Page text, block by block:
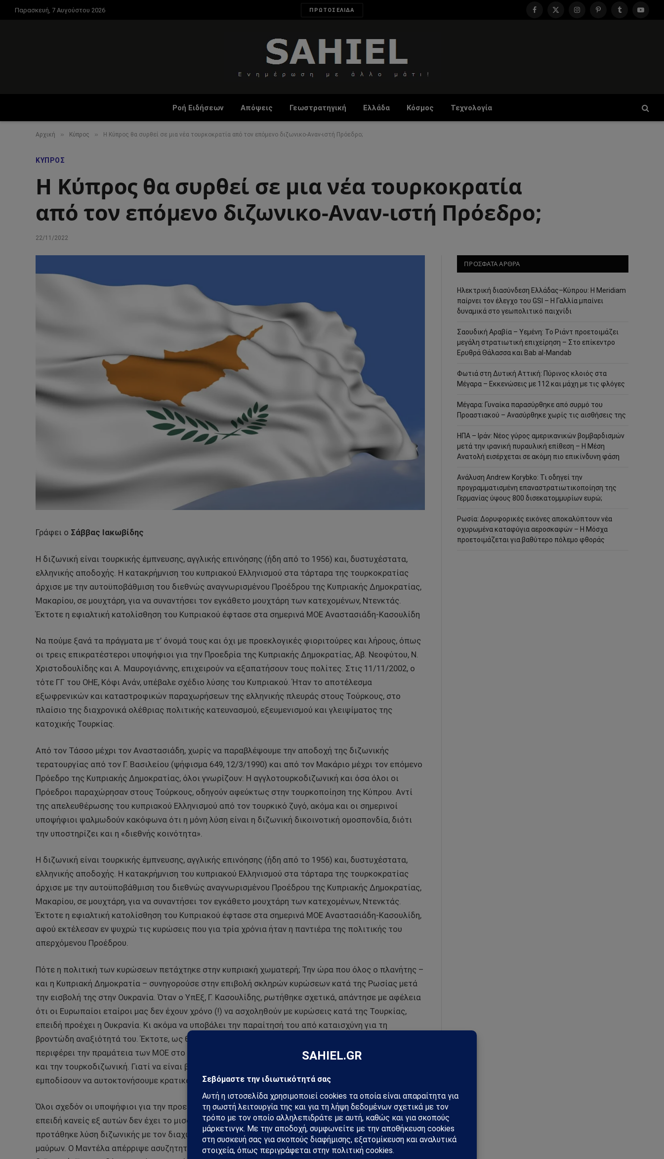
Παρασκευή, 7 Αυγούστου 2026 ΠΡΩΤΟΣΕΛΙΔΑ
Facebook
X
InstagramPinterestTumblr
Ροή Ειδήσεων Απόψεις Γεωστρατηγική Ελλάδα Κόσμος Τεχνολογία
Αρχική » Κύπρος » Η Κύπρος θα συρθεί σε μια νέα τουρκοκρατία από τον επόμενο διζωνικo-Αναν-ιστή Πρόεδρο;
ΚΎΠΡΟΣ
Η Κύπρος θα συρθεί σε μια νέα τουρκοκρατία
από τον επόμενο διζωνικo-Αναν-ιστή Πρόεδρο;
22/11/2022
Γράφει ο Σάββας Ιακωβίδης
Η διζωνική είναι τουρκικής έμπνευσης, αγγλικής επινόησης (ήδη από το 1956) και, δυστυχέστατα,
ελληνικής αποδοχής. Η κατακρήμνιση του κυπριακού Ελληνισμού στα τάρταρα της τουρκοκρατίας
άρχισε με την αυτοϋποβάθμιση του διεθνώς αναγνωρισμένου Προέδρου της Κυπριακής Δημοκρατίας,
Μακαρίου, σε μουχτάρη, για να συναντήσει τον εγκάθετο μουχτάρη των κατεχομένων, Ντενκτάς.
Έκτοτε η εφιαλτική κατολίσθηση του Κυπριακού έφτασε στα σημερινά ΜΟΕ Αναστασιάδη-Κασουλίδη
Να πούμε ξανά τα πράγματα με τ’ όνομά τους και όχι με προεκλογικές φιοριτούρες και λήρους, όπως
οι τρεις επικρατέστεροι υποψήφιοι για την Προεδρία της Κυπριακής Δημοκρατίας, Αβ. Νεοφύτου, Ν.
Χριστοδουλίδης και Α. Μαυρογιάννης, επιχειρούν να εξαπατήσουν τους πολίτες. Στις 11/11/2002, ο
τότε ΓΓ του ΟΗΕ, Κόφι Ανάν, υπέβαλε σχέδιο λύσης του Κυπριακού. Ήταν το αποτέλεσμα
εξωφρενικών και καταστροφικών παραχωρήσεων της ελληνικής πλευράς στους Τούρκους, στο
πλαίσιο της διαχρονικά ολέθριας πολιτικής κατευνασμού, εξευμενισμού και γλειψίματος της
κατοχικής Τουρκίας.
Από τον Τάσσο μέχρι τον Αναστασιάδη, χωρίς να παραβλέψουμε την αποδοχή της διζωνικής
τερατουργίας από τον Γ. Βασιλείου (ψήφισμα 649, 12/3/1990) και από τον Μακάριο μέχρι τον επόμενο
Πρόεδρο της Κυπριακής Δημοκρατίας, όλοι γνωρίζουν: Η αγγλοτουρκοδιζωνική και όσα όλοι οι
Πρόεδροι παραχώρησαν στους Τούρκους, οδηγούν αφεύκτως στην τουρκοποίηση της Κύπρου. Αντί
της απελευθέρωσης του κυπριακού Ελληνισμού από τον τουρκικό ζυγό, ακόμα και οι σημερινοί
υποψήφιοι ψαλμωδούν κακόφωνα ότι η μόνη λύση είναι η διζωνική δικοινοτική ομοσπονδία, διότι
την υποστηρίζει και η «διεθνής κοινότητα».
Η διζωνική είναι τουρκικής έμπνευσης, αγγλικής επινόησης (ήδη από το 1956) και, δυστυχέστατα,
ελληνικής αποδοχής. Η κατακρήμνιση του κυπριακού Ελληνισμού στα τάρταρα της τουρκοκρατίας
άρχισε με την αυτοϋποβάθμιση του διεθνώς αναγνωρισμένου Προέδρου της Κυπριακής Δημοκρατίας,
Μακαρίου, σε μουχτάρη, για να συναντήσει τον εγκάθετο μουχτάρη των κατεχομένων, Ντενκτάς.
Έκτοτε η εφιαλτική κατολίσθηση του Κυπριακού έφτασε στα σημερινά ΜΟΕ Αναστασιάδη-Κασουλίδη,
αφού εκτέλεσαν εν ψυχρώ τις κυρώσεις που για τρία χρόνια ήταν η παντιέρα της πολιτικής του
απερχόμενου Προέδρου.
Πότε η πολιτική των κυρώσεων πετάχτηκε στην κυπριακή χωματερή; Την ώρα που όλος ο πλανήτης –
και η Κυπριακή Δημοκρατία – συνηγορούσε στην επιβολή σκληρών κυρώσεων κατά της Ρωσίας μετά
την εισβολή της στην Ουκρανία. Όταν ο ΥπΕξ, Γ. Κασουλίδης, ρωτήθηκε σχετικά, απάντησε με αφέλεια
ότι οι Ευρωπαίοι εταίροι μας δεν έχουν χρόνο (!) να ασχοληθούν με κυρώσεις κατά της Τουρκίας,
επειδή προέχει η Ουκρανία. Κι ακόμα να υποβάλει την παραίτησή του από καταισχύνη για τη
βροντώδη αναξιότητά του. Έκτοτε, ως θλιβερός γυρολόγος, με την υποστήριξη Αναστασιάδη,
περιφέρει την πραμάτεια των ΜΟΕ στο εξωτερικό. Φυσικά, όλοι οι ξένοι υποστηρίζουν και τα ΜΟΕ
και την τουρκοδιζωνική. Γιατί να είναι βασιλικότεροι των ημετέρων αναξίων ηγετών; Γιατί να μας
εμποδίσουν να αυτοκτονήσουμε κρατικά και εθνικά;
Όλοι σχεδόν οι υποψήφιοι για την προεδρία είναι στερρώς αγκιστρωμένοι στην τουρκοδιζωνική,
επειδή κανείς εξ αυτών δεν έχει το μισό, έστω, ανάστημα ενός Μαντέλα. Και στη Νότια Αφρική
προτάθηκε λύση διζωνικής με τον διαχωρισμό – φυλετικό, εθνικό, κοινωνικό, κ.λπ – λευκών και
μαύρων. Ο Μαντέλα απέρριψε ασυζητητί την προταθείσα διαιρετική, αντιδημοκρατική, ρατσιστική
ΠΡΟΣΦΑΤΑ ΑΡΘΡΑ
Ηλεκτρική διασύνδεση Ελλάδας–Κύπρου: Η Meridiam
παίρνει τον έλεγχο του GSI – Η Γαλλία μπαίνει
δυναμικά στο γεωπολιτικό παιχνίδι
Σαουδική Αραβία – Υεμένη: Το Ριάντ προετοιμάζει
μεγάλη στρατιωτική επιχείρηση – Στο επίκεντρο
Ερυθρά Θάλασσα και Bab al-Mandab
Φωτιά στη Δυτική Αττική: Πύρινος κλοιός στα
Μέγαρα – Εκκενώσεις με 112 και μάχη με τις φλόγες
Μέγαρα: Γυναίκα παρασύρθηκε από συρμό του
Προαστιακού – Ανασύρθηκε χωρίς τις αισθήσεις της
ΗΠΑ – Ιράν: Νέος γύρος αμερικανικών βομβαρδισμών
μετά την ιρανική πυραυλική επίθεση – Η Μέση
Ανατολή εισέρχεται σε ακόμη πιο επικίνδυνη φάση
Ανάλυση Andrew Korybko: Τι οδηγεί την
προγραμματισμένη επαναστρατιωτικοποίηση της
Γερμανίας ύψους 800 δισεκατομμυρίων ευρώ;
Ρωσία: Δορυφορικές εικόνες αποκαλύπτουν νέα
οχυρωμένα καταφύγια αεροσκαφών – Η Μόσχα
προετοιμάζεται για βαθύτερο πόλεμο φθοράς